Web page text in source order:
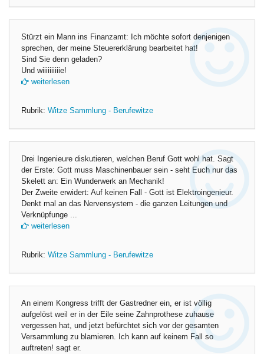
Stürzt ein Mann ins Finanzamt: Ich möchte sofort denjenigen
sprechen, der meine Steuererklärung bearbeitet hat!
Sind Sie denn geladen?
Und wiiiiiiiiiie!
weiterlesen
Rubrik: Witze Sammlung - Berufewitze
Drei Ingenieure diskutieren, welchen Beruf Gott wohl hat. Sagt
der Erste: Gott muss Maschinenbauer sein - seht Euch nur das
Skelett an: Ein Wunderwerk an Mechanik!
Der Zweite erwidert: Auf keinen Fall - Gott ist Elektroingenieur.
Denkt mal an das Nervensystem - die ganzen Leitungen und
Verknüpfunge ...
weiterlesen
Rubrik: Witze Sammlung - Berufewitze
An einem Kongress trifft der Gastredner ein, er ist völlig
aufgelöst weil er in der Eile seine Zahnprothese zuhause
vergessen hat, und jetzt befürchtet sich vor der gesamten
Versammlung zu blamieren. Ich kann auf keinem Fall so
auftreten! sagt er.